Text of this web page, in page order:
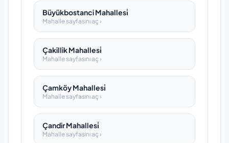
Büyükbostanci Mahallesi̇
Mahalle sayfasını aç ›
Çakillik Mahallesi̇
Mahalle sayfasını aç ›
Çamköy Mahallesi̇
Mahalle sayfasını aç ›
Çandir Mahallesi̇
Mahalle sayfasını aç ›